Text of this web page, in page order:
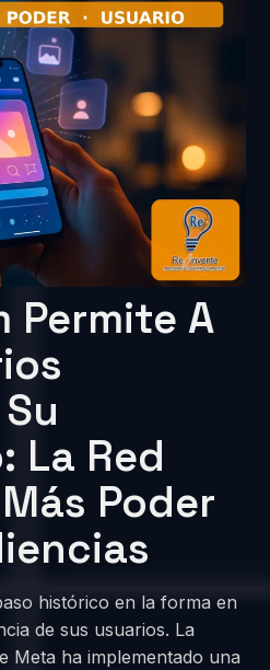
Permite A
La Red
Poder
histórico en la forma en
de sus usuarios. La
Meta ha implementado una